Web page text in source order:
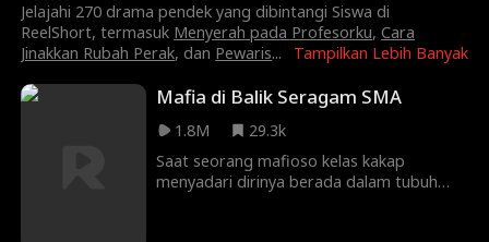
Tampilkan Lebih Banyak
Jelajahi 270 drama pendek yang dibintangi Siswa di
ReelShort, termasuk Menyerah pada Profesorku,Cara
Jinakkan Rubah Perak, dan Pewaris...
Mafia di Balik Seragam SMA
1.8M
29.3k
Saat seorang mafioso kelas kakap
menyadari dirinya berada dalam tubuh